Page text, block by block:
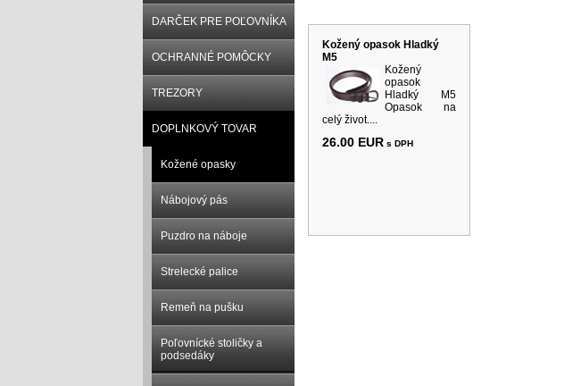
DARČEK PRE POĽOVNÍKA
OCHRANNÉ POMÔCKY
TREZORY
DOPLNKOVÝ TOVAR
Kožené opasky
Nábojový pás
Puzdro na náboje
Strelecké palice
Remeň na pušku
Poľovnícké stoličky a
podsedáky
Kožený opasok Hladký
M5
Kožený
opasok
Hladký M5
Opasok na
celý život....
26.00 EUR s DPH